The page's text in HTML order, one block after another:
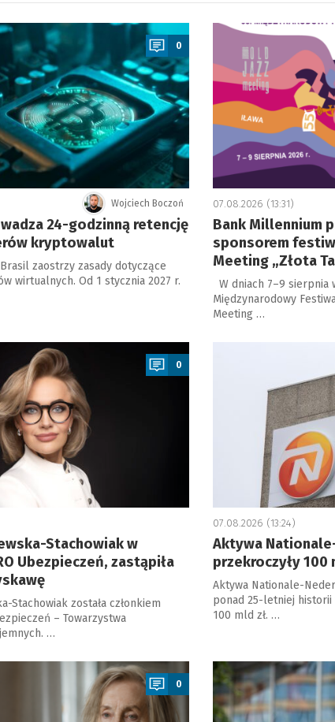
0
Wojciech Boczoń
24-godzinną retencję
kryptowalut
zaostrzy zasady dotyczące
wirtualnych. Od 1 stycznia 2027 r.
a
07.08.2026 (13:31)
Bank Millennium
sponsorem
Meeting „Złota
W dniach 7–9 sierpnia
Międzynarodowy
Meeting …
0
Stachowiak w
Ubezpieczeń, zastąpiła
Stachowiak została członkiem
– Towarzystwa
…
07.08.2026 (13:24)
Aktywa
przekroczyły 100
Aktywa Nationale-
ponad 25-letniej
100 mld zł. …
0
a